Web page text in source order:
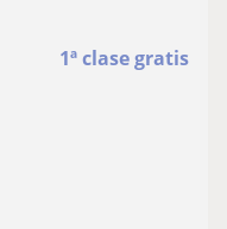
1ª clase gratis